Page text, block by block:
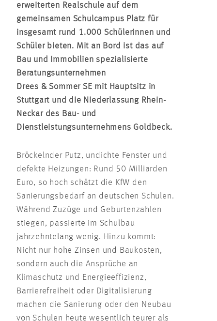
erweiterten Realschule auf dem
gemeinsamen Schulcampus Platz für
insgesamt rund 1.000 Schülerinnen und
Schüler bieten. Mit an Bord ist das auf
Bau und Immobilien spezialisierte
Beratungsunternehmen
Drees & Sommer SE mit Hauptsitz in
Stuttgart und die Niederlassung Rhein-
Neckar des Bau- und
Dienstleistungsunternehmens Goldbeck.
Bröckelnder Putz, undichte Fenster und
defekte Heizungen: Rund 50 Milliarden
Euro, so hoch schätzt die KfW den
Sanierungsbedarf an deutschen Schulen.
Während Zuzüge und Geburtenzahlen
stiegen, passierte im Schulbau
jahrzehntelang wenig. Hinzu kommt:
Nicht nur hohe Zinsen und Baukosten,
sondern auch die Ansprüche an
Klimaschutz und Energieeffizienz,
Barrierefreiheit oder Digitalisierung
machen die Sanierung oder den Neubau
von Schulen heute wesentlich teurer als